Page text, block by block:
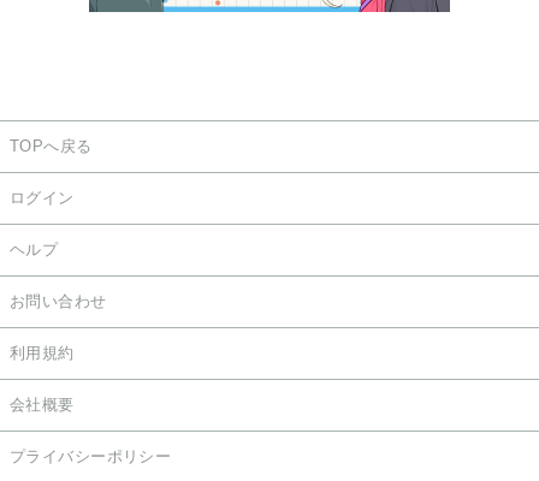
TOPへ戻る
ログイン
ヘルプ
お問い合わせ
利用規約
会社概要
プライバシーポリシー